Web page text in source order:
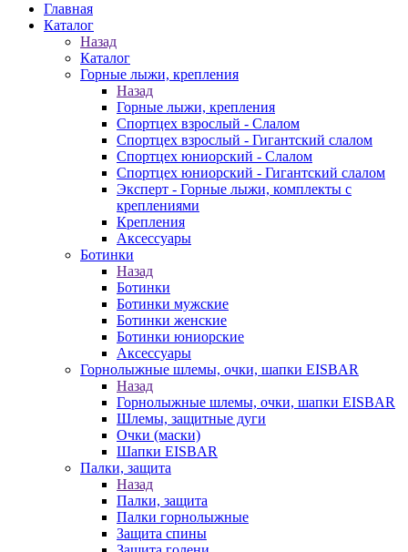
Главная
Каталог
Назад
Каталог
Горные лыжи, крепления
Назад
Горные лыжи, крепления
Спортцех взрослый - Слалом
Спортцех взрослый - Гигантский слалом
Спортцех юниорский - Слалом
Спортцех юниорский - Гигантский слалом
Эксперт - Горные лыжи, комплекты с
креплениями
Крепления
Аксессуары
Ботинки
Назад
Ботинки
Ботинки мужские
Ботинки женские
Ботинки юниорские
Аксессуары
Горнолыжные шлемы, очки, шапки EISBAR
Назад
Горнолыжные шлемы, очки, шапки EISBAR
Шлемы, защитные дуги
Очки (маски)
Шапки EISBAR
Палки, защита
Назад
Палки, защита
Палки горнолыжные
Защита спины